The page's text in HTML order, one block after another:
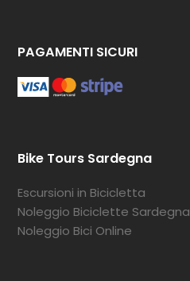
PAGAMENTI SICURI
Bike Tours Sardegna
Escursioni in Bicicletta
Noleggio Biciclette Sardegna
Noleggio Bici Online